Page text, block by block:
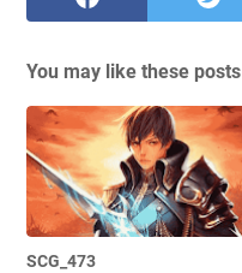
You may like these posts
SCG_473